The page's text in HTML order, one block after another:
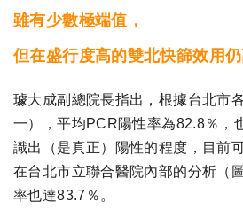
雖有少數極端值，
但在盛行度高的雙北快篩效用
璩大成副總院長指出，根據台北市
一），平均PCR陽性率為82.8％，
識出（是真正）陽性的程度，目前
在台北市立聯合醫院內部的分析（
率也達83.7％。